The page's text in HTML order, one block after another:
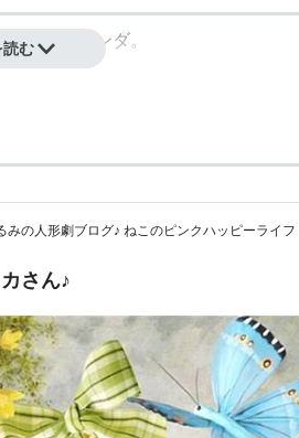
ーフはパンダ。
む
の人形劇ブログ♪ ねこのピンクハッピーライフ
さん♪